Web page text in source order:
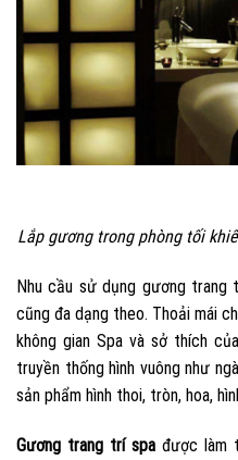
Lắp gương trong phòng tối
Nhu cầu sử dụng gương
cũng đa dạng theo. Thoải mái
không gian Spa và sở thích
truyền thống hình vuông như
sản phẩm hình thoi, tròn, hoa,
Gương trang trí spa được làm